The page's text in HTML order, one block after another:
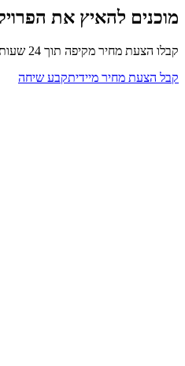
מוכנים להאיץ את
קבלו הצעת מחיר מקיפה תוך 24 שעות. ללא התחייבות.
קבל הצעת מחיר מיידיתקבע שיחה